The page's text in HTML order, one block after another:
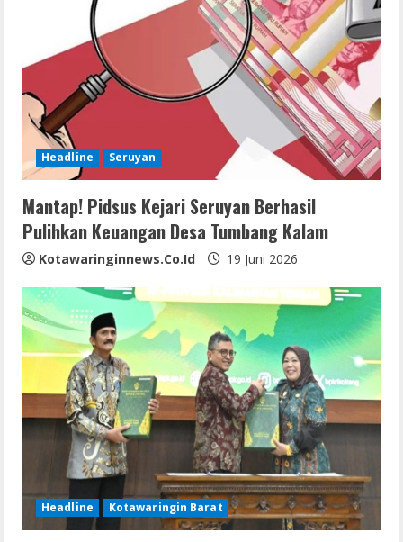
Headline Seruyan
Mantap! Pidsus Kejari Seruyan Berhasil
Pulihkan Keuangan Desa Tumbang Kalam
Kotawaringinnews.co.id 19 Juni 2026
Headline Kotawaringin Barat